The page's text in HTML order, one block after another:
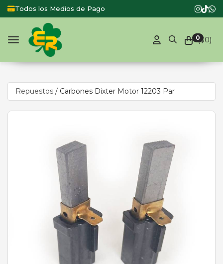
Todos los Medios de Pago
0($0)
Toggle navigation
Repuestos / Carbones Dixter Motor 12203 Par